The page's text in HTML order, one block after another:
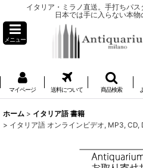
イタリア・ミラノ直送。手打ちパ
日本では手に入らない本物
メニュー
マイページ 送料について 商品検索
ホーム > イタリア語 書籍
> イタリア語 オンラインビデオ, MP3, CD,